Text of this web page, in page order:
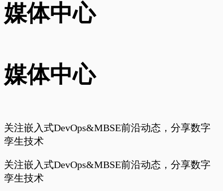
媒体中心
媒体中心
关注嵌入式DevOps&MBSE前沿动态，分享数字
孪生技术
关注嵌入式DevOps&MBSE前沿动态，分享数字
孪生技术